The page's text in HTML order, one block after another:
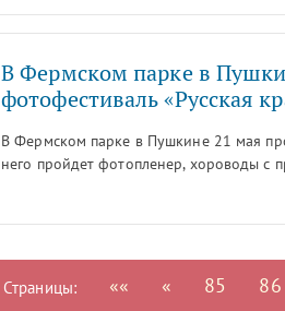
В Фермском парке в
фотофестиваль «Русская
В Фермском парке в Пушкине 21 мая
него пройдет фотопленер, хороводы с
Страницы: «« « 85 86